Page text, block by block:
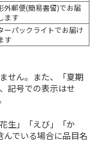
外郵便(簡易書留)でお届
ます
ーパックライトでお届け
す
せん。また、「夏期
記号での表示はせ
生」「えび」「か
でいる場合に品目名